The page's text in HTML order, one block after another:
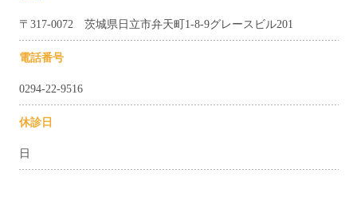
〒317-0072 茨城県日立市弁天町1-8-9グレースビル201
電話番号
0294-22-9516
休診日
日